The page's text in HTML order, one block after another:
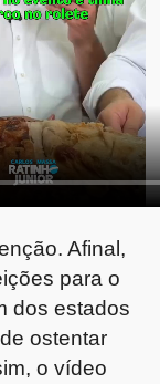
Afinal,
para o
dos estados
ostentar
o vídeo